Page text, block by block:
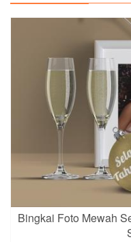
Bingkai Foto Mewah